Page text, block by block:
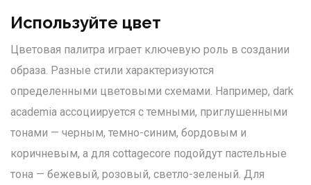
Используйте цвет
Цветовая палитра играет ключевую роль в создании
образа. Разные стили характеризуются
определенными цветовыми схемами. Например, dark
academia ассоциируется с темными, приглушенными
тонами — черным, темно-синим, бордовым и
коричневым, а для cottagecore подойдут пастельные
тона — бежевый, розовый, светло-зеленый. Для